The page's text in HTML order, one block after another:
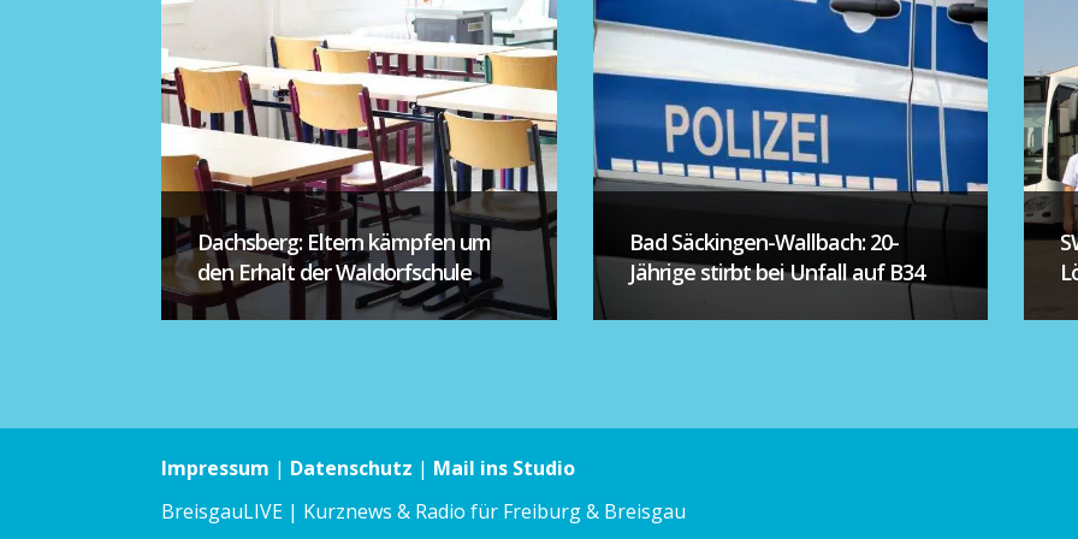
Dachsberg: Eltern kämpfen um
den Erhalt der Waldorfschule
Bad Säckingen-Wallbach: 20-
Jährige stirbt bei Unfall auf B34
Impressum | Datenschutz | Mail ins Studio
BreisgauLIVE | Kurznews & Radio für Freiburg & Breisgau